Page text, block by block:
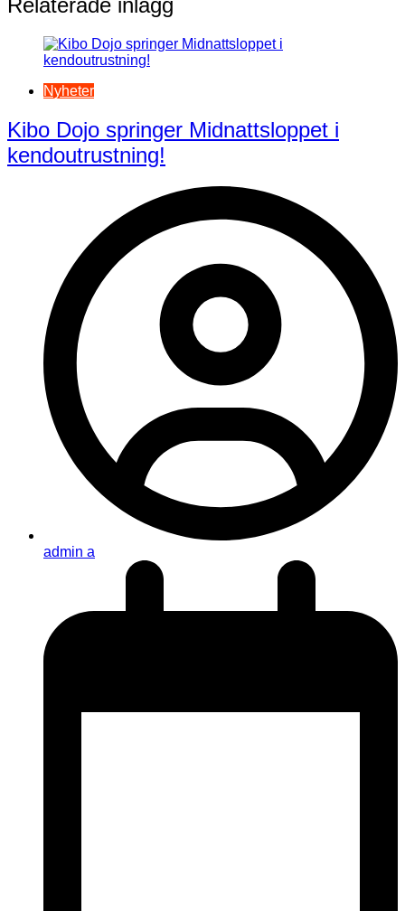
Relaterade inlägg
Nyheter
Kibo Dojo springer Midnattsloppet i
kendoutrustning!
admin a